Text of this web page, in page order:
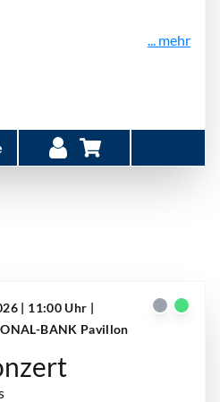
... mehr
| 11:00 Uhr |
BANK Pavillon